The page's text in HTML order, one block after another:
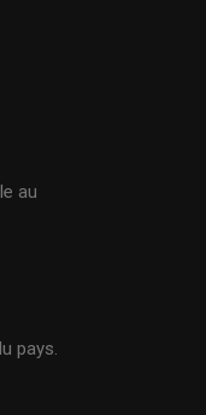
au
pays.